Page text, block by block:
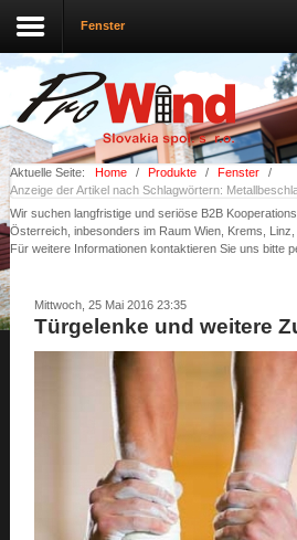
Fenster
Aktuelle Seite: Home / Produkte / Fenster
/
Anzeige der Artikel nach Schlagwörtern:
Wir suchen langfristige und seriöse B2B
Österreich, inbesonders im Raum Wien, Krems,
Für weitere Informationen kontaktieren Sie uns bitte
Mittwoch, 25 Mai 2016 23:35
Türgelenke und weitere